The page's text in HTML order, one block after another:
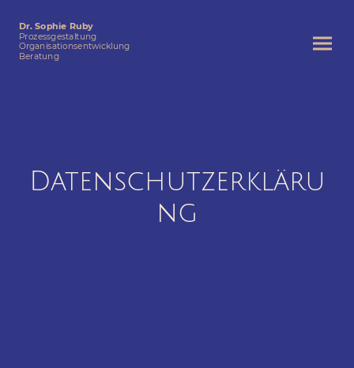
Dr. Sophie Ruby
Prozessgestaltung
Organisationsentwicklung
Beratung
Datenschutzerkläru
ng